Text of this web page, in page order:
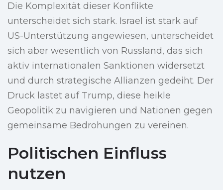
Die Komplexität dieser Konflikte
unterscheidet sich stark. Israel ist stark auf
US-Unterstützung angewiesen, unterscheidet
sich aber wesentlich von Russland, das sich
aktiv internationalen Sanktionen widersetzt
und durch strategische Allianzen gedeiht. Der
Druck lastet auf Trump, diese heikle
Geopolitik zu navigieren und Nationen gegen
gemeinsame Bedrohungen zu vereinen.
Politischen Einfluss
nutzen